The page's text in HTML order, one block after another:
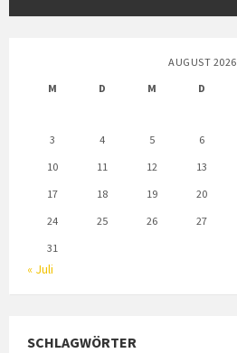
AUGUST 2026
M
D M D
3
4 5 6
10
11 12 13
17
18 19 20
24
25 26 27
31
« Juli
SCHLAGWÖRTER